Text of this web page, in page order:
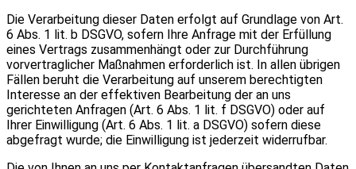
Die Verarbeitung dieser Daten erfolgt auf Grundlage von Art.
6 Abs. 1 lit. b DSGVO, sofern Ihre Anfrage mit der Erfüllung
eines Vertrags zusammenhängt oder zur Durchführung
vorvertraglicher Maßnahmen erforderlich ist. In allen übrigen
Fällen beruht die Verarbeitung auf unserem berechtigten
Interesse an der effektiven Bearbeitung der an uns
gerichteten Anfragen (Art. 6 Abs. 1 lit. f DSGVO) oder auf
Ihrer Einwilligung (Art. 6 Abs. 1 lit. a DSGVO) sofern diese
abgefragt wurde; die Einwilligung ist jederzeit widerrufbar.